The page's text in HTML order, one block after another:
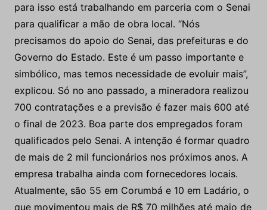
para isso está trabalhando em parceria com o Senai
para qualificar a mão de obra local. “Nós
precisamos do apoio do Senai, das prefeituras e do
Governo do Estado. Este é um passo importante e
simbólico, mas temos necessidade de evoluir mais”,
explicou. Só no ano passado, a mineradora realizou
700 contratações e a previsão é fazer mais 600 até
o final de 2023. Boa parte dos empregados foram
qualificados pelo Senai. A intenção é formar quadro
de mais de 2 mil funcionários nos próximos anos. A
empresa trabalha ainda com fornecedores locais.
Atualmente, são 55 em Corumbá e 10 em Ladário, o
que movimentou mais de R$ 70 milhões até maio de